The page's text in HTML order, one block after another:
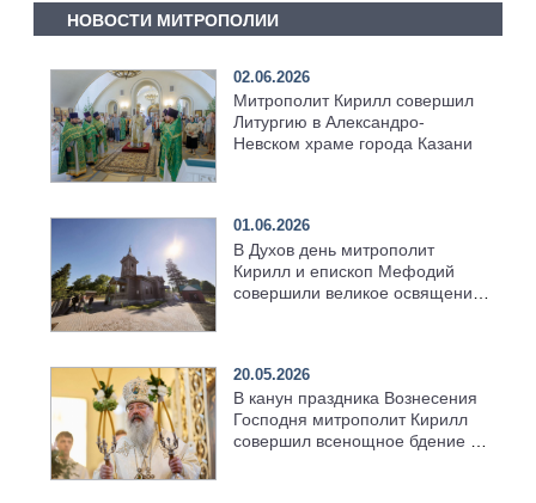
НОВОСТИ МИТРОПОЛИИ
02.06.2026
Митрополит Кирилл совершил
Литургию в Александро-
Невском храме города Казани
01.06.2026
В Духов день митрополит
Кирилл и епископ Мефодий
совершили великое освящение
20.05.2026
В канун праздника Вознесения
Господня митрополит Кирилл
совершил всенощное бдение в